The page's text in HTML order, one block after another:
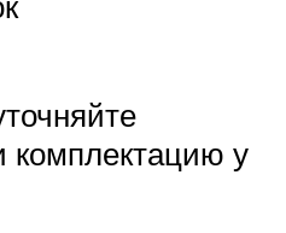
комплектацию у